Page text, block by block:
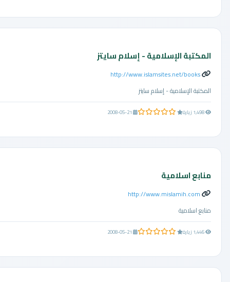
المكتبة الإسلامية - إسلام سايتز
http://www.islamsites.net/books
المكتبة الإسلامية - إسلام سايتز
0.0 من 5 نجوم 2008-05-21
منابع اسلامية
http://www.mislamih.com
منابع اسلامية
0.0 من 5 نجوم 2008-05-21